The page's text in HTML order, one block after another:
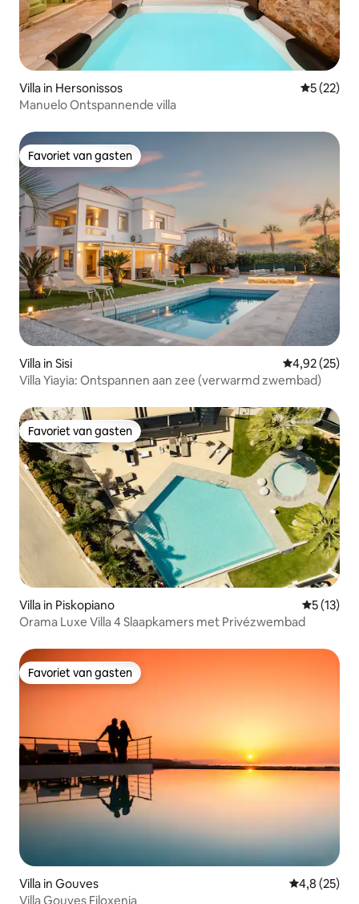
Villa in Hersonissos
5 (22)
Manuelo Ontspannende villa
Favoriet van gasten
Favoriet van gasten
Villa in Sisi Gemiddelde
4,92 (25)
Villa Yiayia: Ontspannen aan zee (verwarmd zwembad)
Favoriet van gasten
Favoriet van gasten
Villa in Piskopiano
5 (13)
Orama Luxe Villa 4 Slaapkamers met Privézwembad
Favoriet van gasten
Favoriet van gasten
Villa in Gouves
4,8 (25)
Villa Gouves Filoxenia